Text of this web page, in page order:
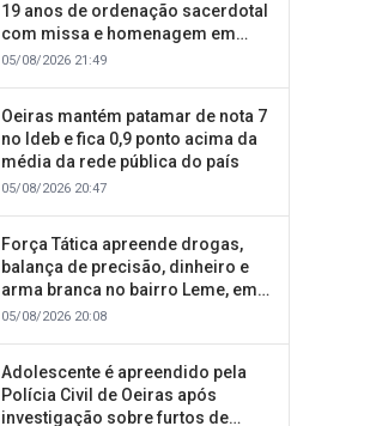
19 anos de ordenação sacerdotal
com missa e homenagem em
Colônia do Piauí
05/08/2026 21:49
Oeiras mantém patamar de nota 7
no Ideb e fica 0,9 ponto acima da
média da rede pública do país
05/08/2026 20:47
Força Tática apreende drogas,
balança de precisão, dinheiro e
arma branca no bairro Leme, em
Oeiras
05/08/2026 20:08
Adolescente é apreendido pela
Polícia Civil de Oeiras após
investigação sobre furtos de